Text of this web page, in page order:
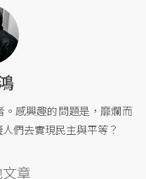
感興趣的問題是，靡爛而
們去實現民主與平等？
章